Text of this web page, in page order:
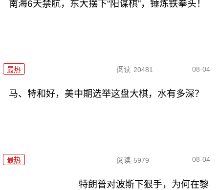
南海6天禁航，东大摆下“阳谋棋”，锤炼铁拳头！
最热 阅读 20481 08-04
马、特和好，美中期选举这盘大棋，水有多深？
最热 阅读 5979 08-04
特朗普对波斯下狠手，为何在黎